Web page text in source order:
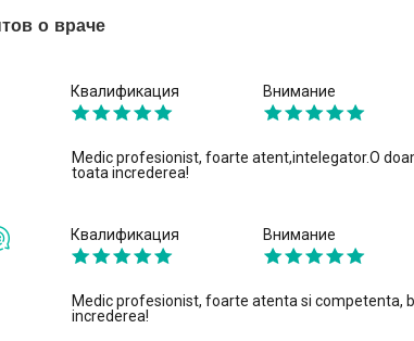
о враче
Квалификация Внимание
Medic profesionist, foarte atent,intelegator.O
toata increderea!
Квалификация Внимание
Medic profesionist, foarte atenta si competenta,
increderea!